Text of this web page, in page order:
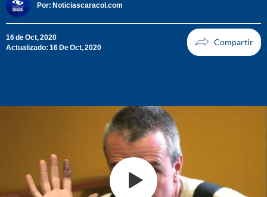
Por: Noticiascaracol.com
16 de Oct, 2020
Actualizado: 16 De Oct, 2020